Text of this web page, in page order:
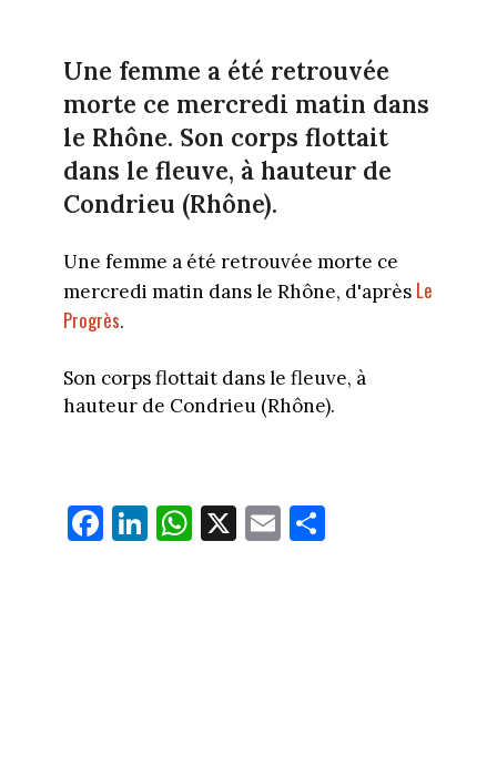
Une femme a été retrouvée
morte ce mercredi matin dans
le Rhône. Son corps flottait
dans le fleuve, à hauteur de
Condrieu (Rhône).
Une femme a été retrouvée morte ce
mercredi matin dans le Rhône, d'après Le
Progrès.
Son corps flottait dans le fleuve, à
hauteur de Condrieu (Rhône).
Fa
ce
Li
nk
W
ha
X E
m
Pa
rt